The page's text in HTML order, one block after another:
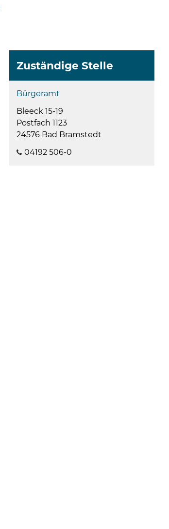
und
18
Zuständige Stelle
Bürgeramt
Bleeck 15-19
Postfach 1123
24576 Bad Bramstedt
04192 506-0